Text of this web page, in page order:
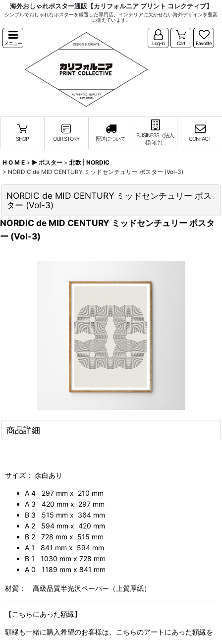
海外おしゃれポスター通販【カリフォルニア プリント コレクティブ】
シンプルでおしゃれなポスターを厳選した専門店。インテリアに欠かせない海外デザインを豊富
に揃えています。
メニュー Log-in Cart Favorite
SHOP OUR STORY 配送について
BUSINESS（法人
様向け）
CONTACT
H O M E > ▶︎ ポスター > 北欧 | NORDIC
> NORDIC de MID CENTURY ミッドセンチュリー ポスター (Vol-3)
NORDIC de MID CENTURY ミッドセンチュリー ポス
ター (Vol-3)
NORDIC de MID CENTURY ミッドセンチュリー ポスタ
ー (Vol-3)
商品詳細
サイズ： 余白あり
A 4 297 mm x 210 mm
A 3 420 mm x 297 mm
B 3 515 mm x 364 mm
A 2 594 mm x 420 mm
B 2 728 mm x 515 mm
A 1 841 mm x 594 mm
B 1 1030 mm x 728 mm
A 0 1189 mm x 841 mm
材質： 高級品質半光沢ペーパー（上質厚紙）
【こちらにあった額縁】
額縁も一緒に購入希望のお客様は、こちらのアートにあった額縁を